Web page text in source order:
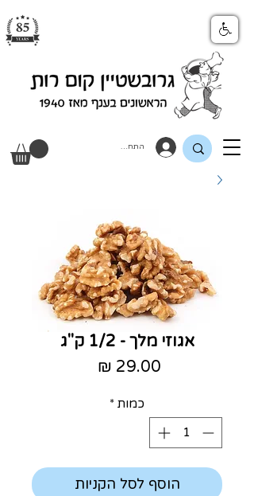
התחבר
אגוזי מלך - 1/2 ק"ג
כמות *
הוסף לסל הקניות